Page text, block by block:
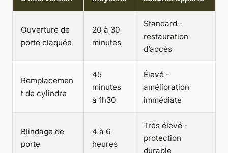
Ouverture de
porte claquée
20 à 30
minutes
Standard -
restauration
d’accès
Remplacemen
t de cylindre
45
minutes
à 1h30
Élevé -
amélioration
immédiate
Blindage de
porte
4 à 6
heures
Très élevé -
protection
durable